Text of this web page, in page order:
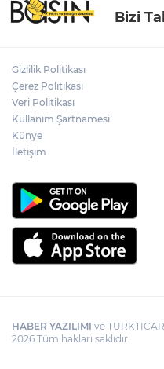
Edirne
ödülsüz
Bizi
Gizlilik Politikası
Çerez Politikası
Veri Politikası
Kullanım Şartnamesi
Künye
İletişim
HABER YAZILIMI ve
2026 Tüm hakları saklıdır.